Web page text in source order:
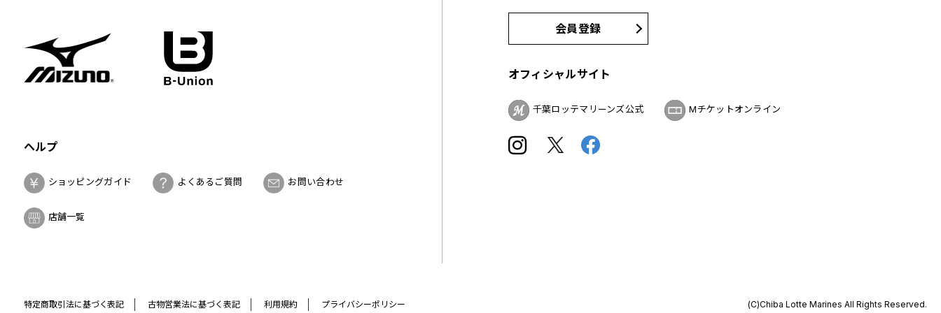
ヘルプ
ショッピングガイド よくあるご質問 お問い合わせ
店舗一覧
会員登録
オフィシャルサイト
千葉ロッテマリーンズ公式 Mチケットオンライン
特定商取引法に基づく表記 古物営業法に基づく表記 利用規約 プライバシーポリシー (C)Chiba Lotte Marines All Rights Reserved.